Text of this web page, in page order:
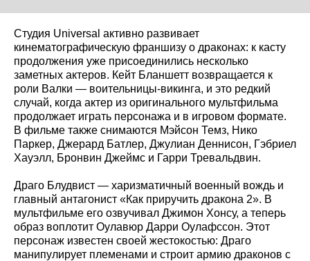
Студия Universal активно развивает
кинематографическую франшизу о драконах: к касту
продолжения уже присоединились несколько
заметных актеров. Кейт Бланшетт возвращается к
роли Валки — воительницы-викинга, и это редкий
случай, когда актер из оригинального мультфильма
продолжает играть персонажа и в игровом формате.
В фильме также снимаются Мэйсон Темз, Нико
Паркер, Джерард Батлер, Джулиан Деннисон, Гэбриел
Хауэлл, Бронвин Джеймс и Гарри Тревальдвин.
Драго Блудвист — харизматичный военный вождь и
главный антагонист «Как приручить дракона 2». В
мультфильме его озвучивал Джимон Хонсу, а теперь
образ воплотит Оулавюр Дарри Оулафссон. Этот
персонаж известен своей жестокостью: Драго
манипулирует племенами и строит армию драконов с